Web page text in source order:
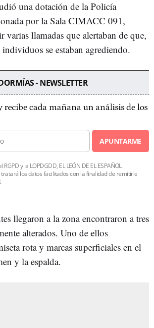
una dotación de la Policía
por la Sala CIMACC 091,
varias llamadas que alertaban de que,
se estaban agrediendo.
- NEWSLETTER
recibe cada mañana un análisis de los
APUNTARME
y la LOPDGDD, EL LEÓN DE EL ESPAÑOL
tratará los datos facilitados con la finalidad de remitirle
llegaron a la zona encontraron a tres
alterados. Uno de ellos
rota y marcas superficiales en el
y la espalda.